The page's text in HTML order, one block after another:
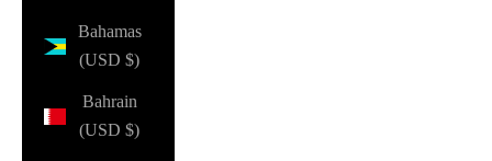
Bahamas
(USD $)
Bahrain
(USD $)